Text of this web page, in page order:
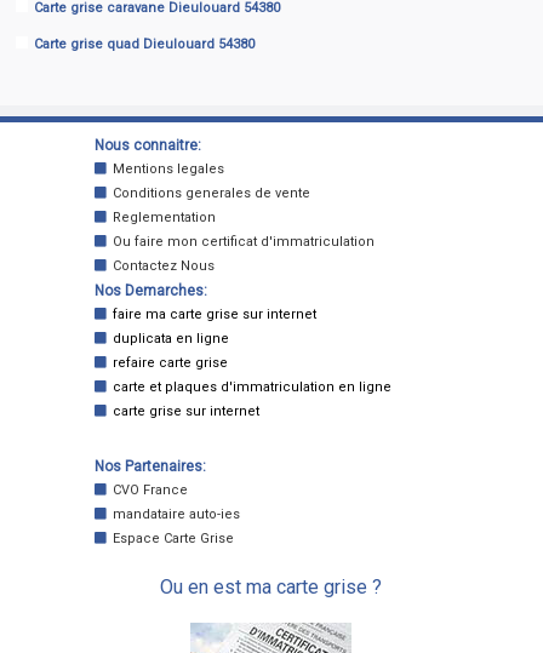
Carte grise caravane Dieulouard 54380
Carte grise quad Dieulouard 54380
Nous connaitre:
Mentions legales
Conditions generales de vente
Reglementation
Ou faire mon certificat d'immatriculation
Contactez Nous
Nos Demarches:
faire ma carte grise sur internet
duplicata en ligne
refaire carte grise
carte et plaques d'immatriculation en ligne
carte grise sur internet
Nos Partenaires:
CVO France
mandataire auto-ies
Espace Carte Grise
Ou en est ma carte grise ?